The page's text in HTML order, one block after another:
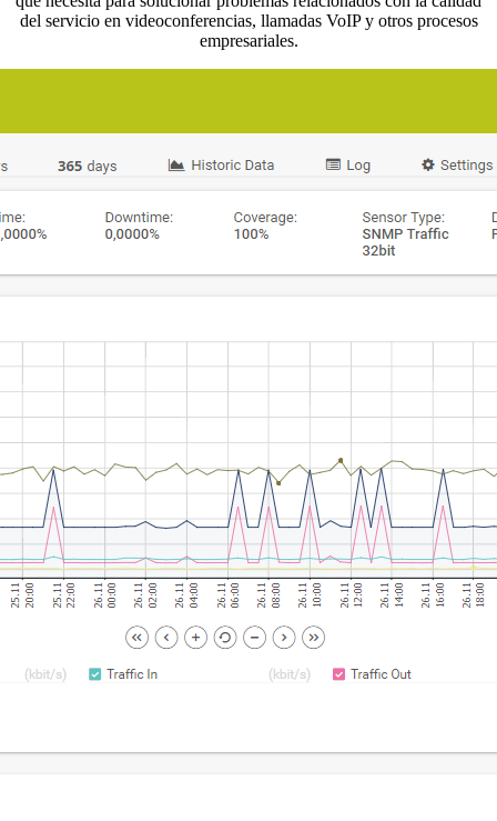
del servicio en videoconferencias, llamadas VoIP y otros procesos
empresariales.